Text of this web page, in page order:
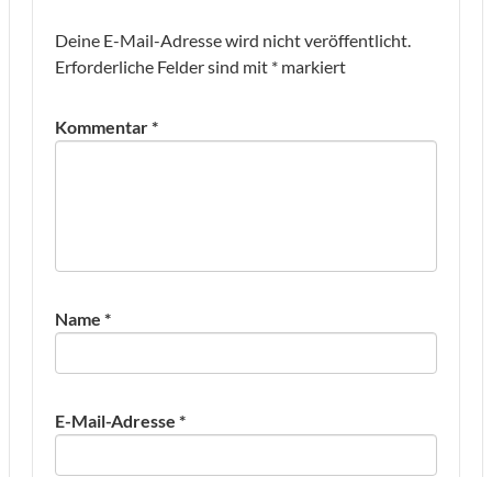
Deine E-Mail-Adresse wird nicht veröffentlicht.
Erforderliche Felder sind mit * markiert
Kommentar*
Name *
E-Mail-Adresse *